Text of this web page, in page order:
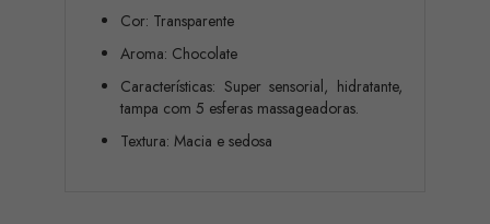
Cor: Transparente
Aroma: Chocolate
Características: Super sensorial, hidratante,
tampa com 5 esferas massageadoras.
Textura: Macia e sedosa